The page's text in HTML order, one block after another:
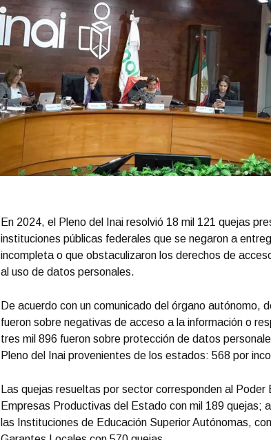
En 2024, el Pleno del Inai resolvió 18 mil 121 quejas
instituciones públicas federales que se negaron a
incompleta o que obstaculizaron los derechos de
al uso de datos personales.
De acuerdo con un comunicado del órgano autónomo,
fueron sobre negativas de acceso a la información o
tres mil 896 fueron sobre protección de datos
Pleno del Inai provenientes de los estados: 568 por
Las quejas resueltas por sector corresponden al
Empresas Productivas del Estado con mil 189 quejas;
las Instituciones de Educación Superior Autónomas,